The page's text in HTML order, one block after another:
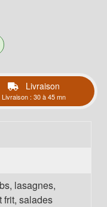
Livraison
Livraison : 30 à 45 mn
lasagnes,
frit, salades